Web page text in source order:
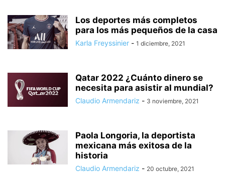
Los deportes más completos
para los más pequeños de la casa
Karla Freyssinier - 1 diciembre, 2021
Qatar 2022 ¿Cuánto dinero se
necesita para asistir al mundial?
Claudio Armendariz - 3 noviembre, 2021
Paola Longoria, la deportista
mexicana más exitosa de la
historia
Claudio Armendariz - 20 octubre, 2021